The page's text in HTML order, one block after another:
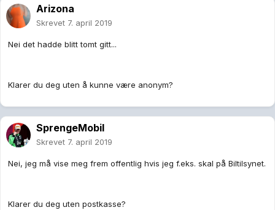
Arizona
Skrevet 7. april 2019
Nei det hadde blitt tomt gitt...
Klarer du deg uten å kunne være anonym?
SprengeMobil
Skrevet 7. april 2019
Nei, jeg må vise meg frem offentlig hvis jeg f.eks. skal på Biltilsynet.
Klarer du deg uten postkasse?